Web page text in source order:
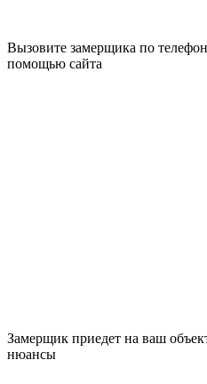
Вызовите замерщика по
помощью сайта
Замерщик приедет на ваш
нюансы